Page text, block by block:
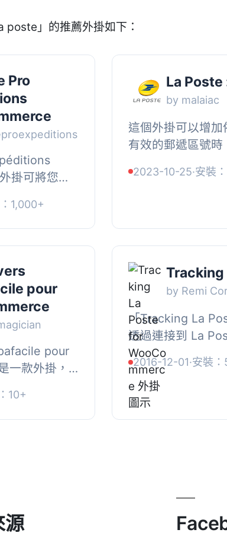
poste」的推薦外掛如下：
Pro
掛可將您的
步，並自動
運送標籤，簡
送流程...
1,000+
La
by malaiac
這個外掛可以增
有效的郵遞區號
2023-10-25·安裝
pour
pour
一款外掛，
匯出結果可
10+
Tracking
by Remi
「Tracking La
透過連接到 La
「我的帳戶 > 訂
2016-12-01·安裝
源